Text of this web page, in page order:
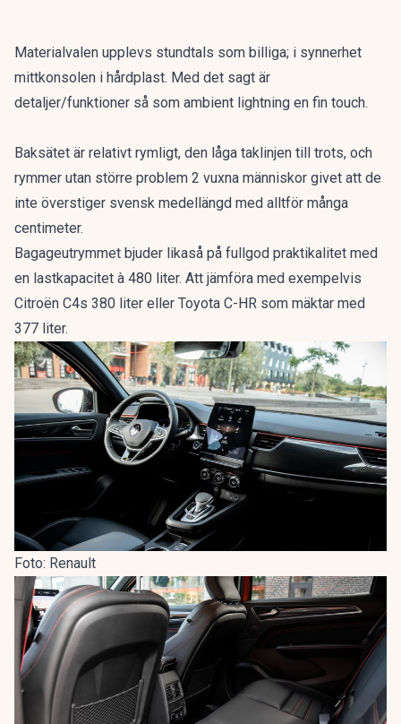
Materialvalen upplevs stundtals som billiga; i synnerhet
mittkonsolen i hårdplast. Med det sagt är
detaljer/funktioner så som ambient lightning en fin touch.
Baksätet är relativt rymligt, den låga taklinjen till trots, och
rymmer utan större problem 2 vuxna människor givet att de
inte överstiger svensk medellängd med alltför många
centimeter.
Bagageutrymmet bjuder likaså på fullgod praktikalitet med
en lastkapacitet à 480 liter. Att jämföra med exempelvis
Citroën C4s 380 liter eller Toyota C-HR som mäktar med
377 liter.
Foto: Renault